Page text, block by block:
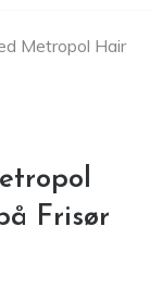
Metropol Hair
Frisør